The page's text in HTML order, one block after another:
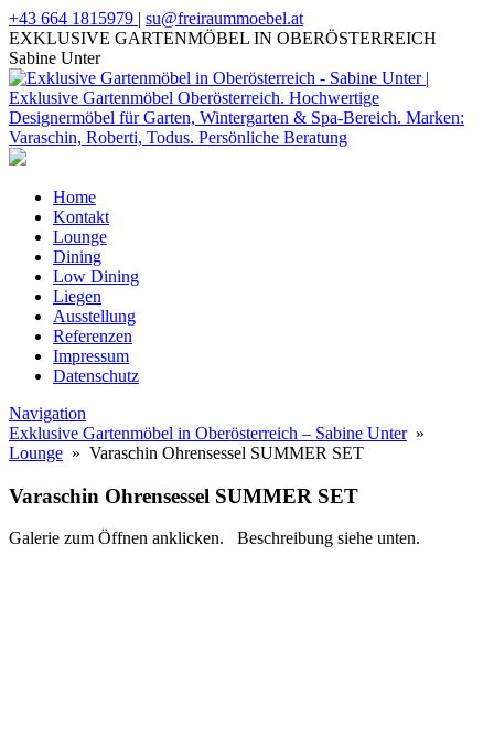
+43 664 1815979 | su@freiraummoebel.at
EXKLUSIVE GARTENMÖBEL IN OBERÖSTERREICH
Sabine Unter
Home
Kontakt
Lounge
Dining
Low Dining
Liegen
Ausstellung
Referenzen
Impressum
Datenschutz
Navigation
Exklusive Gartenmöbel in Oberösterreich – Sabine Unter»
Lounge » Varaschin Ohrensessel SUMMER SET
Varaschin Ohrensessel SUMMER SET
Galerie zum Öffnen anklicken. Beschreibung siehe unten.